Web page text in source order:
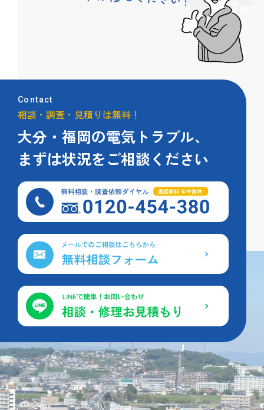
Contact
相談・調査・見積りは無料！
大分・福岡の電気トラブル、
まずは状況をご相談ください